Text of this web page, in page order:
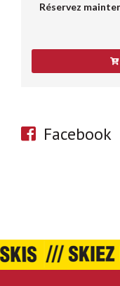
Réservez
Facebook